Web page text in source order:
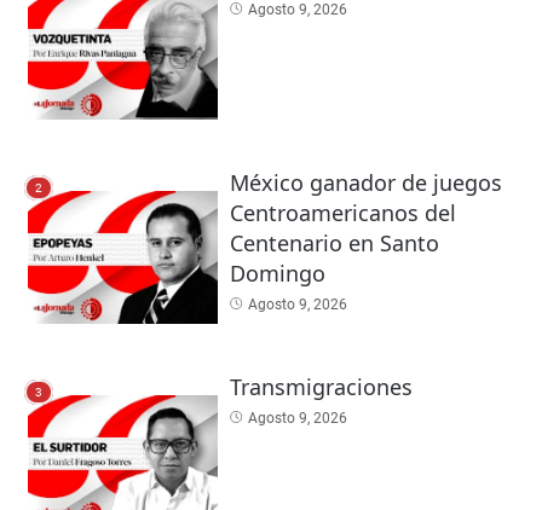
Agosto 9, 2026
2
México ganador de juegos
Centroamericanos del
Centenario en Santo
Domingo
Agosto 9, 2026
3 Transmigraciones
Agosto 9, 2026